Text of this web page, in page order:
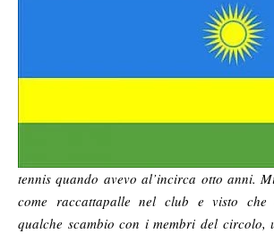
tennis quando avevo al’incirca otto anni.
come raccattapalle nel club e visto che
qualche scambio con i membri del circolo,